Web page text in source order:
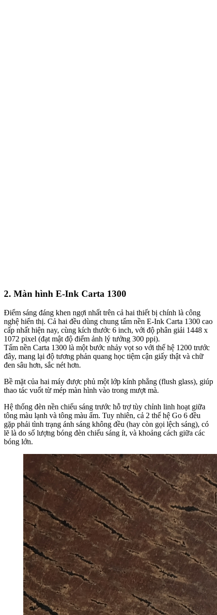
2. Màn hình E-Ink Carta 1300
Điểm sáng đáng khen ngợi nhất trên cả hai thiết bị chính là công
nghệ hiển thị. Cả hai đều dùng chung tấm nền E-Ink Carta 1300 cao
cấp nhất hiện nay, cùng kích thước 6 inch, với độ phân giải 1448 x
1072 pixel (đạt mật độ điểm ảnh lý tưởng 300 ppi).
Tấm nền Carta 1300 là một bước nhảy vọt so với thế hệ 1200 trước
đây, mang lại độ tương phản quang học tiệm cận giấy thật và chữ
đen sâu hơn, sắc nét hơn.
Bề mặt của hai máy được phủ một lớp kính phẳng (flush glass), giúp
thao tác vuốt từ mép màn hình vào trong mượt mà.
Hệ thống đèn nền chiếu sáng trước hỗ trợ tùy chỉnh linh hoạt giữa
tông màu lạnh và tông màu ấm. Tuy nhiên, cả 2 thế hệ Go 6 đều
gặp phải tình trạng ánh sáng không đều (hay còn gọi lệch sáng), có
lẽ là do số lượng bóng đèn chiếu sáng ít, và khoảng cách giữa các
bóng lớn.